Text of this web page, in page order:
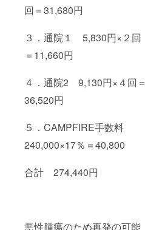
回＝31,680円
３．通院１ 5,830円×２回
＝11,660円
４．通院2 9,130円×４回＝
36,520円
５．CAMPFIRE手数料
240,000×17％＝40,800
合計 274,440円
悪性腫瘍のため再発の可能